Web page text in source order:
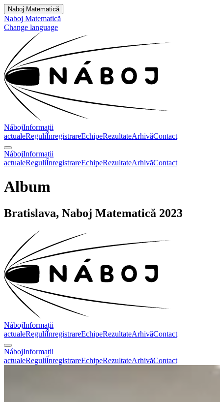
Naboj Matematică
Naboj Matematică
Change language
NábojInformații
actualeReguliÎnregistrareEchipeRezultateArhivăContact
NábojInformații
actualeReguliÎnregistrareEchipeRezultateArhivăContact
Album
Bratislava, Naboj Matematică 2023
NábojInformații
actualeReguliÎnregistrareEchipeRezultateArhivăContact
NábojInformații
actualeReguliÎnregistrareEchipeRezultateArhivăContact